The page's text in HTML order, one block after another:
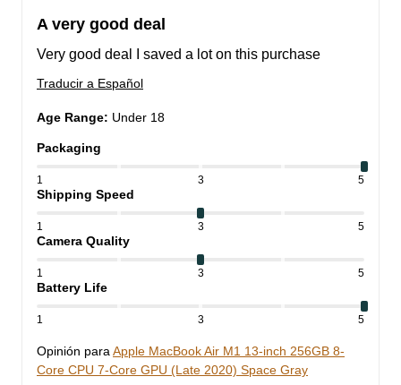
A very good deal
Very good deal I saved a lot on this purchase
Traducir a Español
Age Range: Under 18
Packaging
1 3 5
Shipping Speed
1 3 5
Camera Quality
1 3 5
Battery Life
1 3 5
Opinión para Apple MacBook Air M1 13-inch 256GB 8-
Core CPU 7-Core GPU (Late 2020) Space Gray